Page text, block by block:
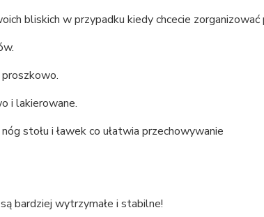
bliskich w przypadku kiedy chcecie zorganizować
i lakierowane.
stołu i ławek co ułatwia przechowywanie
bardziej wytrzymałe i stabilne!